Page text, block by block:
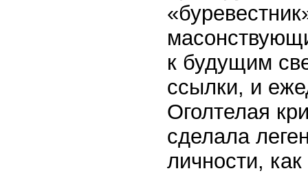
к будущим
ссылки, и
Оголтелая
сделала
личности,